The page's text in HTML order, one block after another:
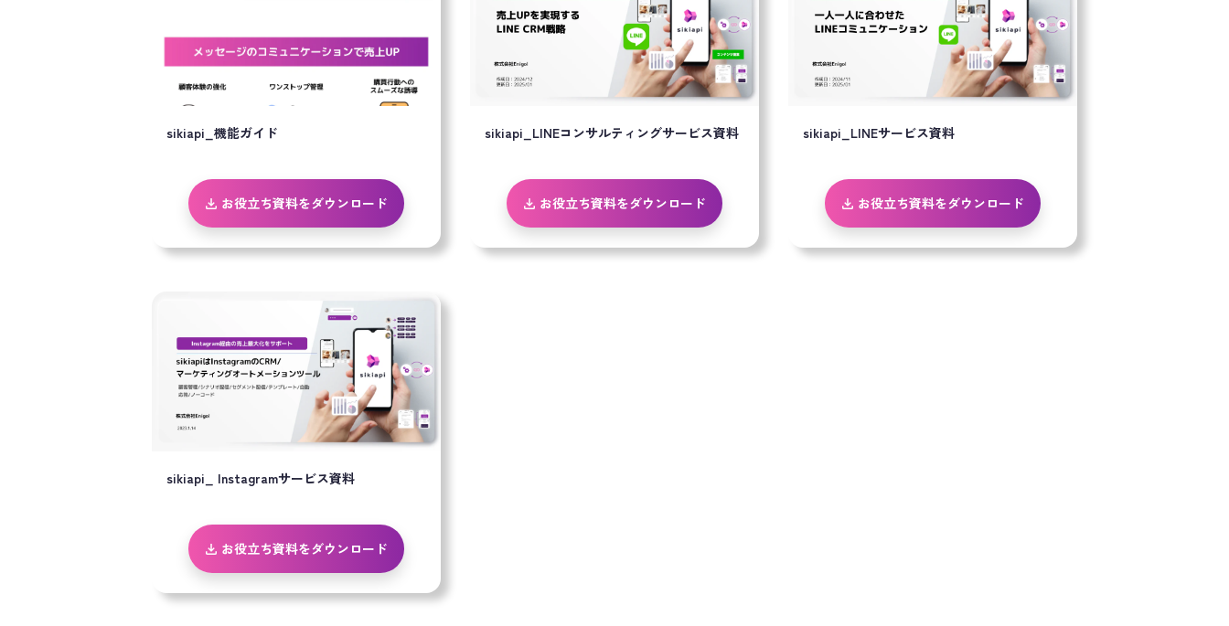
sikiapi_機能ガイド
お役立ち資料をダウンロード
sikiapi_LINEコンサルティングサービス資料
お役立ち資料をダウンロード
sikiapi_LINEサービス資料
お役立ち資料をダウンロード
sikiapi_ Instagramサービス資料
お役立ち資料をダウンロード